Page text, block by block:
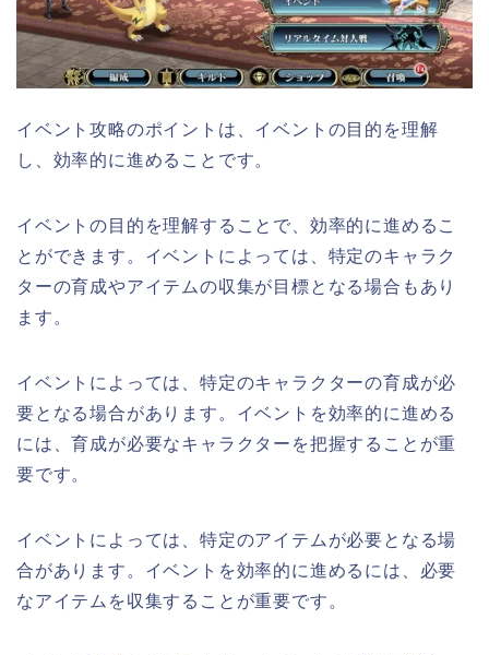
イベント攻略のポイントは、イベントの目的を理解
し、効率的に進めることです。
イベントの目的を理解することで、効率的に進めるこ
とができます。イベントによっては、特定のキャラク
ターの育成やアイテムの収集が目標となる場合もあり
ます。
イベントによっては、特定のキャラクターの育成が必
要となる場合があります。イベントを効率的に進める
には、育成が必要なキャラクターを把握することが重
要です。
イベントによっては、特定のアイテムが必要となる場
合があります。イベントを効率的に進めるには、必要
なアイテムを収集することが重要です。